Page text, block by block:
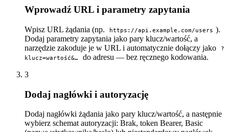
Wprowadź URL i parametry zapytania
Wpisz URL żądania (np. https://api.example.com/users ).
Dodaj parametry zapytania jako pary klucz/wartość, a
narzędzie zakoduje je w URL i automatycznie dołączy jako
?
klucz=wartość&…
do adresu — bez ręcznego kodowania.
3
Dodaj nagłówki i autoryzację
Dodaj nagłówki żądania jako pary klucz/wartość, a następnie
wybierz schemat autoryzacji: Brak, token Bearer, Basic